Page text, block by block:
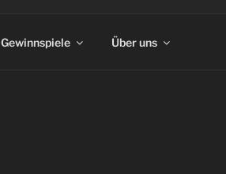
Gewinnspiele Über uns